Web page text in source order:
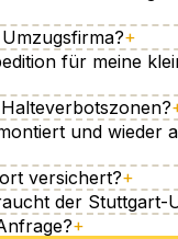
+
für meine
und wieder
versichert?+
der Stuttgart-
+